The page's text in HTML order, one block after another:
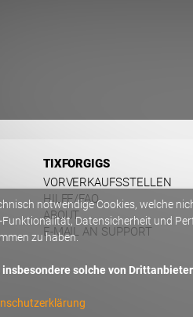
TIXFORGIGS
VORVERKAUFSSTELLEN
HILFE/FAQ
ABOUT
E-MAIL AN SUPPORT
notwendige Cookies, welche
Datensicherheit und
zu haben.
solche von